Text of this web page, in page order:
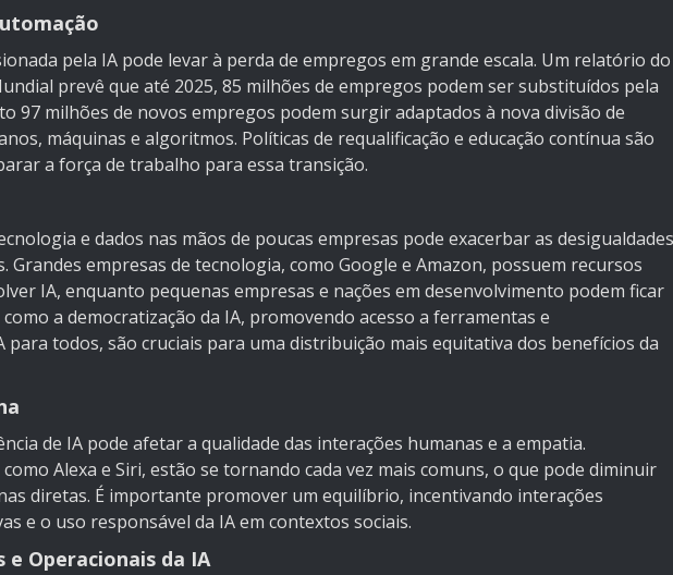
pela IA pode levar à perda de empregos em grande escala. Um relatório do
prevê que até 2025, 85 milhões de empregos podem ser substituídos pela
97 milhões de novos empregos podem surgir adaptados à nova divisão de
máquinas e algoritmos. Políticas de requalificação e educação contínua são
a força de trabalho para essa transição.
e dados nas mãos de poucas empresas pode exacerbar as desigualdades
Grandes empresas de tecnologia, como Google e Amazon, possuem recursos
IA, enquanto pequenas empresas e nações em desenvolvimento podem ficar
a democratização da IA, promovendo acesso a ferramentas e
para todos, são cruciais para uma distribuição mais equitativa dos benefícios da
de IA pode afetar a qualidade das interações humanas e a empatia.
Alexa e Siri, estão se tornando cada vez mais comuns, o que pode diminuir
diretas. É importante promover um equilíbrio, incentivando interações
e o uso responsável da IA em contextos sociais.
e Operacionais da IA